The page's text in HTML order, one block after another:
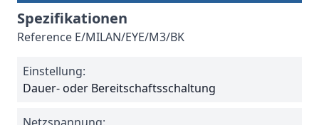
Spezifikationen
Reference E/MILAN/EYE/M3/BK
Einstellung:
Dauer- oder Bereitschaftsschaltung